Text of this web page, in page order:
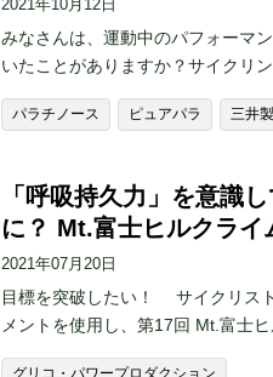
2021年10月12日
みなさんは、運動中のパフォーマ
いたことがありますか？サイクリ
パラチノース ピュアパラ 三井
「呼吸持久力」を意識
に？ Mt.富士ヒルクライ
2021年07月20日
目標を突破したい！ サイクリス
メントを使用し、第17回 Mt.富士
グリコ・パワープロダクション